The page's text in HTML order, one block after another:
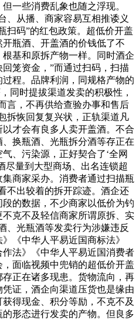
一些消费乱象也随之浮现。
、从播、商家容易互相推诿义
扫码”的红包政策。超低价开盖
瓶酒、开盖酒的价钱低了不
基和原拆产物一样。同时酒企
笼资金，”而通过扫码，扫描
程。品牌利润，同规格产物的
同时提拔渠道发卖的积极性，
言，不再供给查验办事和售后
拆恢回复复兴状，正轨渠道凡
才会有良多人卖开盖酒。不合
换瓶酒、光瓶拆分酒等存正在
、污染源，正好契合了‘全网
尽量到大型商场、出名连锁超
商家采办。消费者通过扫描瓶
不出较着的拆开踪迹。酒企还
的数据，不少商家以低价为钓
克不及轻信商家所谓原拆、实
、光瓶酒等发卖行为涉嫌违反
《中华人平易近国商标法》
作法》《中华人平易近国消费者
面临视频中兜销的超低价开盖
正在诸多现患。货物流向，再
证，酒企向渠道压货也是缘由
得现金、积分等励，不克不及
形态进行发卖的产物。但良多